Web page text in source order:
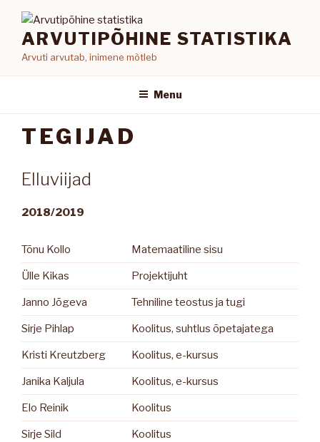
contentARVUTIPÕHINE STATISTIKA
Arvuti arvutab, inimene mõtleb
Menu
TEGIJAD
Elluviijad
2018/2019
Tõnu Kollo Matemaatiline sisu
Ülle Kikas Projektijuht
Janno Jõgeva Tehniline teostus ja tugi
Sirje Pihlap Koolitus, suhtlus õpetajatega
Kristi Kreutzberg Koolitus, e-kursus
Janika Kaljula Koolitus, e-kursus
Elo Reinik Koolitus
Sirje Sild Koolitus